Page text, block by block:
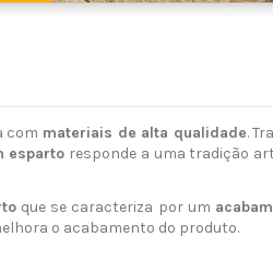
com materiais de alta qualidade.
esparto responde a uma tradição
que se caracteriza por um
o acabamento do produto.